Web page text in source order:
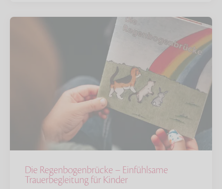
Die Regenbogenbrücke – Einfühlsame
Trauerbegleitung für Kinder